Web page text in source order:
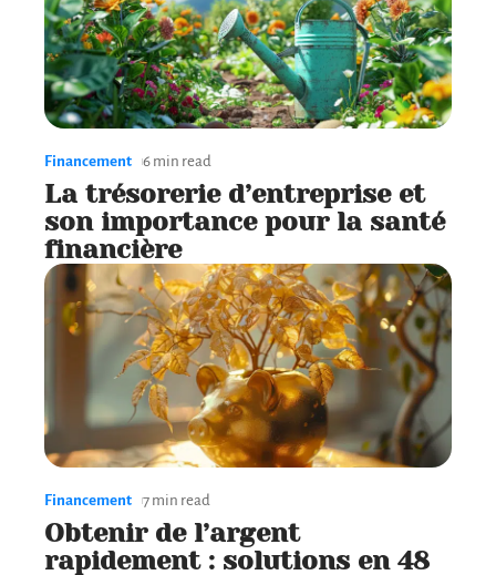
Financement 6 min read
La trésorerie d’entreprise et
son importance pour la santé
financière
Financement 7 min read
Obtenir de l’argent
rapidement : solutions en 48